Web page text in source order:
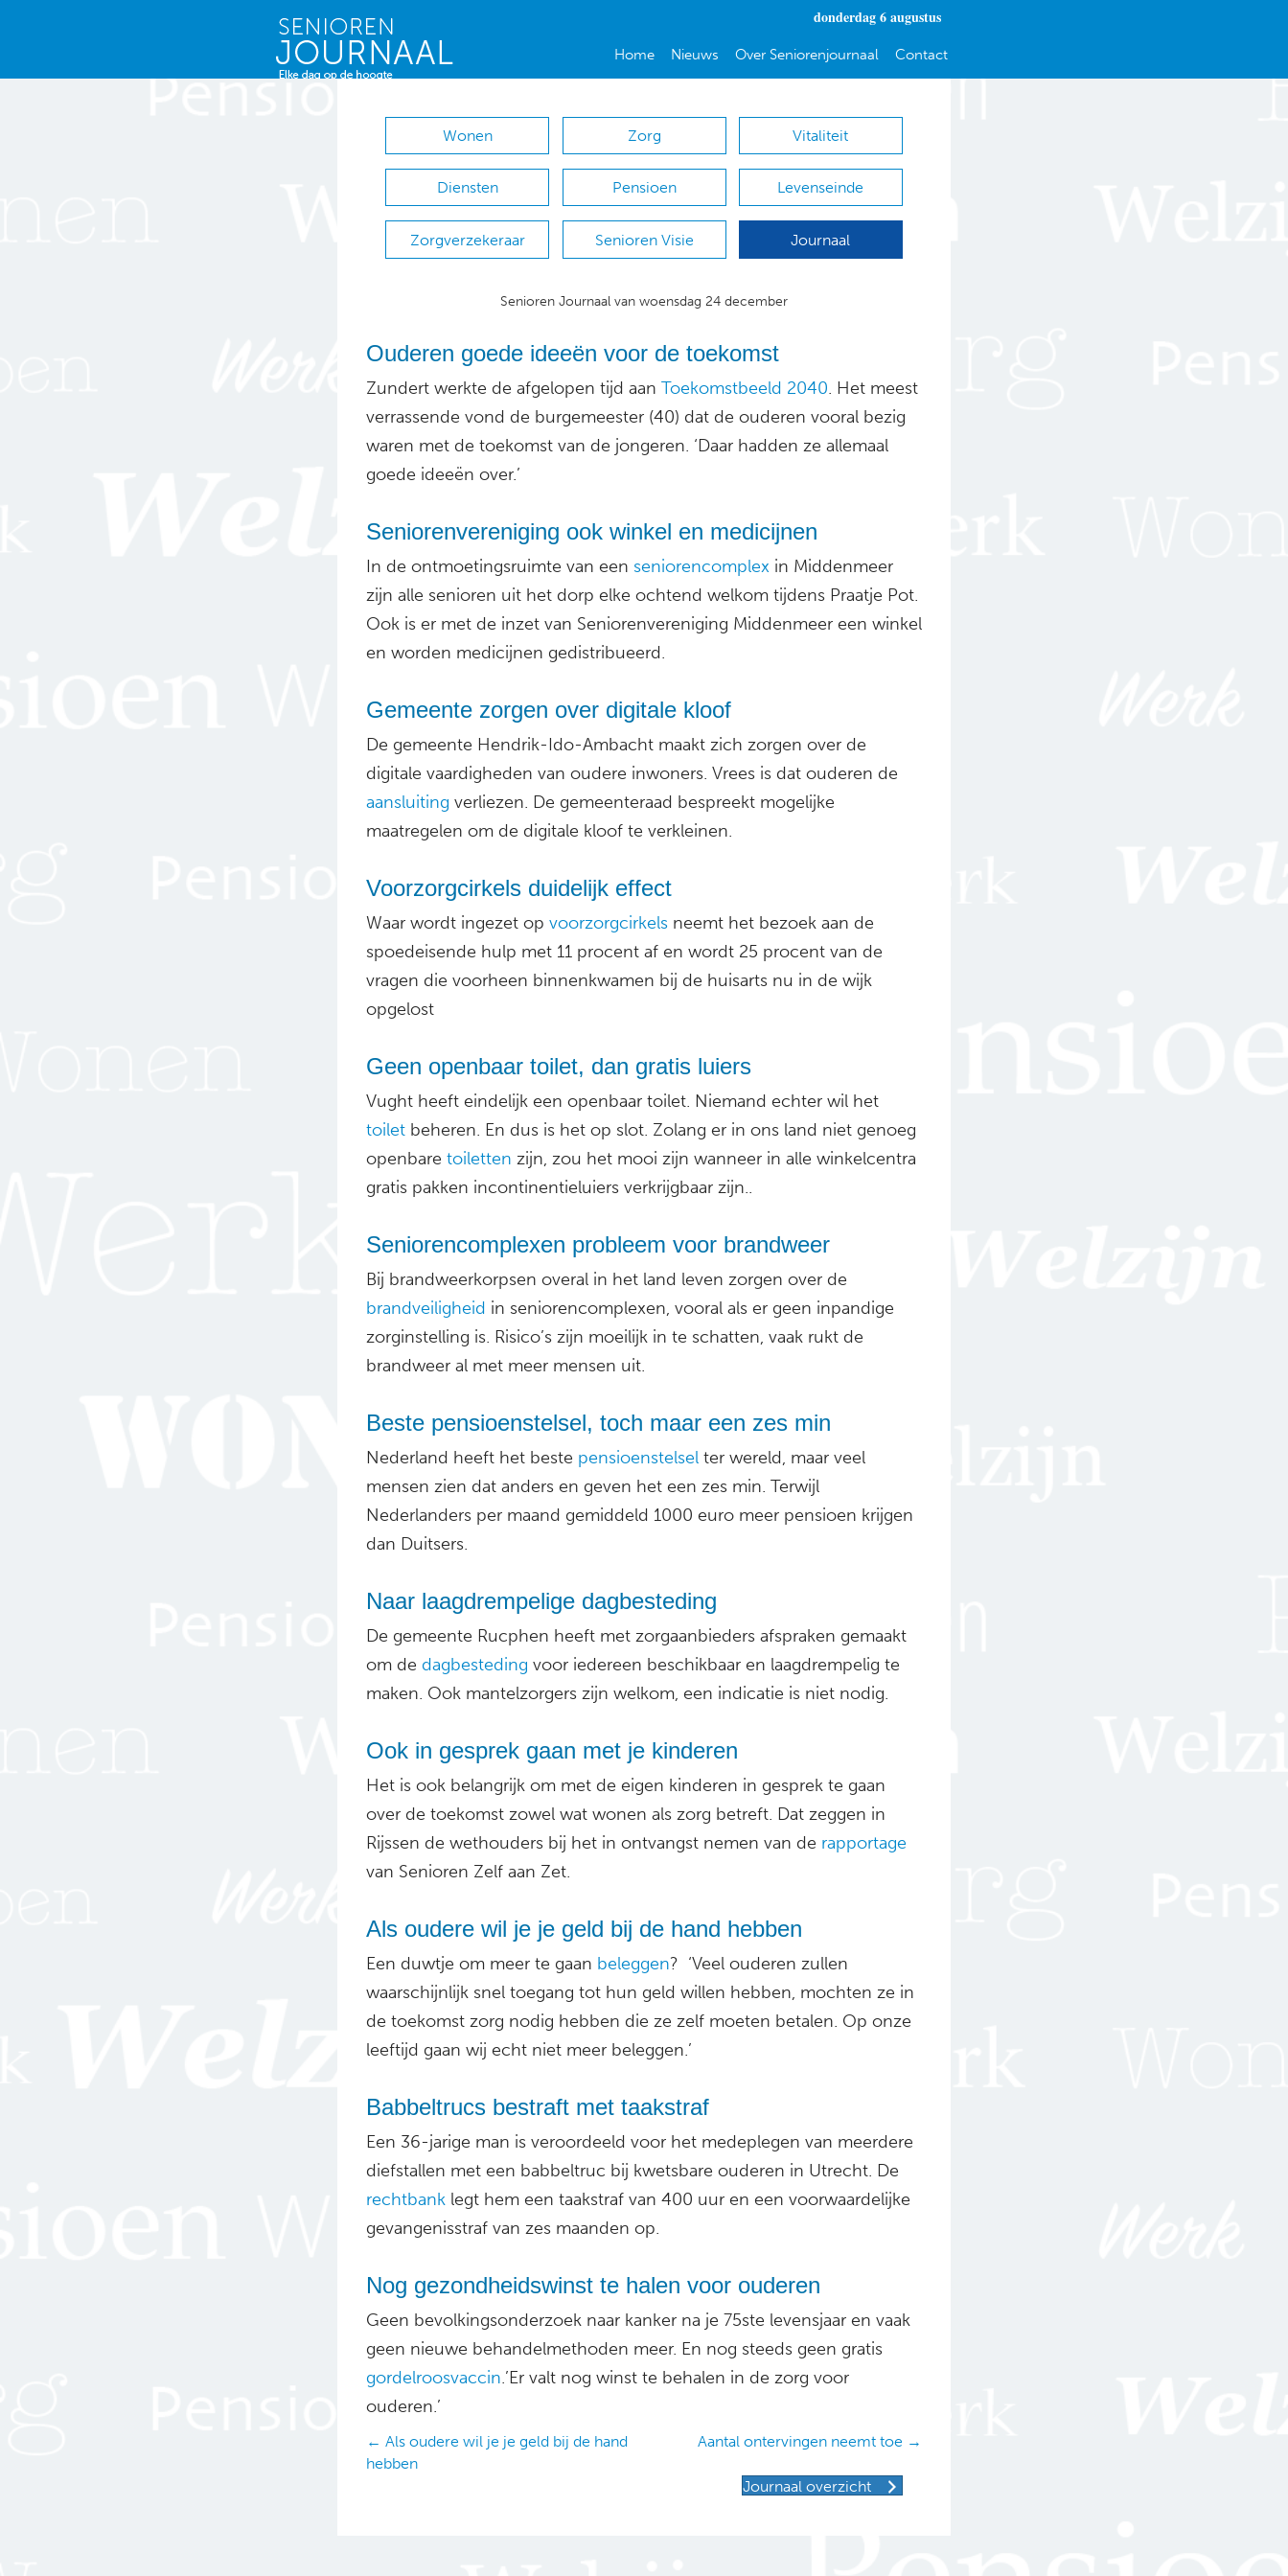
donderdag 6 augustus
Home Nieuws Over Seniorenjournaal Contact
Wonen Zorg Vitaliteit
Diensten Pensioen Levenseinde
Zorgverzekeraar Senioren Visie Journaal
Senioren Journaal van woensdag 24 december
Ouderen goede ideeën voor de toekomst
Zundert werkte de afgelopen tijd aan Toekomstbeeld 2040. Het meest
verrassende vond de burgemeester (40) dat de ouderen vooral bezig
waren met de toekomst van de jongeren. ‘Daar hadden ze allemaal
goede ideeën over.’
Seniorenvereniging ook winkel en medicijnen
In de ontmoetingsruimte van een seniorencomplex in Middenmeer
zijn alle senioren uit het dorp elke ochtend welkom tijdens Praatje Pot.
Ook is er met de inzet van Seniorenvereniging Middenmeer een winkel
en worden medicijnen gedistribueerd.
Gemeente zorgen over digitale kloof
De gemeente Hendrik-Ido-Ambacht maakt zich zorgen over de
digitale vaardigheden van oudere inwoners. Vrees is dat ouderen de
aansluiting verliezen. De gemeenteraad bespreekt mogelijke
maatregelen om de digitale kloof te verkleinen.
Voorzorgcirkels duidelijk effect
Waar wordt ingezet op voorzorgcirkels neemt het bezoek aan de
spoedeisende hulp met 11 procent af en wordt 25 procent van de
vragen die voorheen binnenkwamen bij de huisarts nu in de wijk
opgelost
Geen openbaar toilet, dan gratis luiers
Vught heeft eindelijk een openbaar toilet. Niemand echter wil het
toilet beheren. En dus is het op slot. Zolang er in ons land niet genoeg
openbare toiletten zijn, zou het mooi zijn wanneer in alle winkelcentra
gratis pakken incontinentieluiers verkrijgbaar zijn..
Seniorencomplexen probleem voor brandweer
Bij brandweerkorpsen overal in het land leven zorgen over de
brandveiligheid in seniorencomplexen, vooral als er geen inpandige
zorginstelling is. Risico’s zijn moeilijk in te schatten, vaak rukt de
brandweer al met meer mensen uit.
Beste pensioenstelsel, toch maar een zes min
Nederland heeft het beste pensioenstelsel ter wereld, maar veel
mensen zien dat anders en geven het een zes min. Terwijl
Nederlanders per maand gemiddeld 1000 euro meer pensioen krijgen
dan Duitsers.
Naar laagdrempelige dagbesteding
De gemeente Rucphen heeft met zorgaanbieders afspraken gemaakt
om de dagbesteding voor iedereen beschikbaar en laagdrempelig te
maken. Ook mantelzorgers zijn welkom, een indicatie is niet nodig.
Ook in gesprek gaan met je kinderen
Het is ook belangrijk om met de eigen kinderen in gesprek te gaan
over de toekomst zowel wat wonen als zorg betreft. Dat zeggen in
Rijssen de wethouders bij het in ontvangst nemen van de rapportage
van Senioren Zelf aan Zet.
Als oudere wil je je geld bij de hand hebben
Een duwtje om meer te gaan beleggen? ‘Veel ouderen zullen
waarschijnlijk snel toegang tot hun geld willen hebben, mochten ze in
de toekomst zorg nodig hebben die ze zelf moeten betalen. Op onze
leeftijd gaan wij echt niet meer beleggen.’
Babbeltrucs bestraft met taakstraf
Een 36-jarige man is veroordeeld voor het medeplegen van meerdere
diefstallen met een babbeltruc bij kwetsbare ouderen in Utrecht. De
rechtbank legt hem een taakstraf van 400 uur en een voorwaardelijke
gevangenisstraf van zes maanden op.
Nog gezondheidswinst te halen voor ouderen
Geen bevolkingsonderzoek naar kanker na je 75ste levensjaar en vaak
geen nieuwe behandelmethoden meer. En nog steeds geen gratis
gordelroosvaccin.’Er valt nog winst te behalen in de zorg voor
ouderen.’
Posts
navigation
← Als oudere wil je je geld bij de hand
hebben
Aantal ontervingen neemt toe →
Journaal overzicht